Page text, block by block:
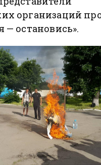
организаций
— остановись».